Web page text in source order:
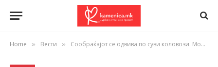
Home » Вести » Сообраќајот се одвива по суви коловози. Можни одрони во клисурите и засеците